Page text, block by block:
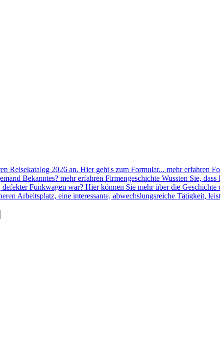
Reisekatalog 2026 an. Hier geht's zum Formular... mehr erfahren
Bekanntes? mehr erfahren Firmengeschichte Wussten Sie,
Funkwagen war? Hier können Sie mehr über die
Arbeitsplatz, eine interessante, abwechslungsreiche Tätigkeit,